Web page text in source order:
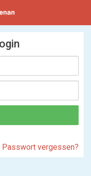
Passwort vergessen?